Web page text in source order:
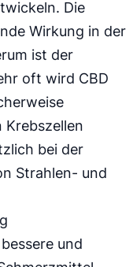
Die
Wirkung in der
ist der
oft wird CBD
bei der
Strahlen- und
und